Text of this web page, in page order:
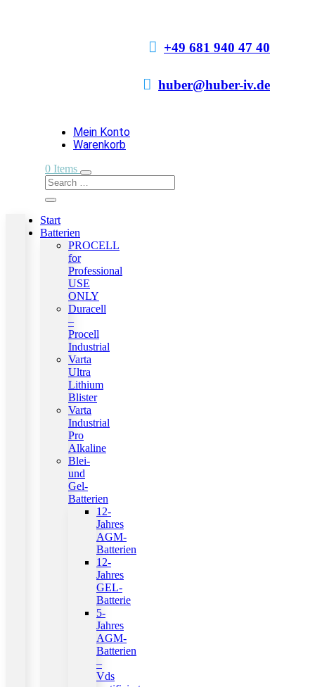
 +49 681 940 47 40
 huber@huber-iv.de
Mein Konto
Warenkorb
0 Items
Start
Batterien
PROCELL
for
Professional
USE
ONLY
Duracell
–
Procell
Industrial
Varta
Ultra
Lithium
Blister
Varta
Industrial
Pro
Alkaline
Blei-
und
Gel-
Batterien
12-
Jahres
AGM-
Batterien
12-
Jahres
GEL-
Batterie
5-
Jahres
AGM-
Batterien
–
Vds